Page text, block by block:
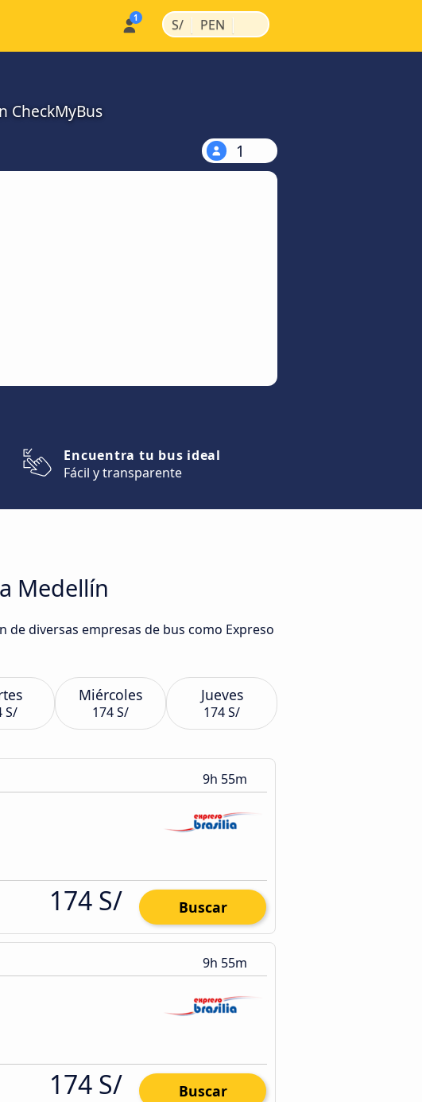
S/ | PEN |
CheckMyBus
1
Encuentra tu bus ideal
Fácil y transparente
Medellín
de diversas empresas de bus como Expreso
S/
Miércoles
174 S/
Jueves
174 S/
9h 55m
174 S/ Buscar
9h 55m
174 S/ Buscar